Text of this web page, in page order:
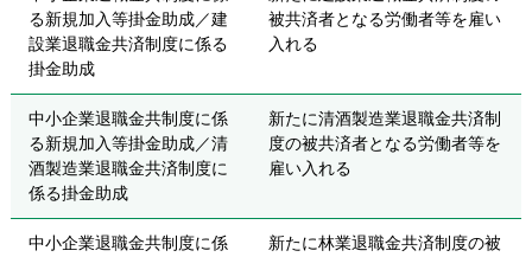
る新規加入等掛金助成／建
設業退職金共済制度に係る
掛金助成
被共済者となる労働者等を雇い
入れる
中小企業退職金共制度に係
る新規加入等掛金助成／清
酒製造業退職金共済制度に
係る掛金助成
新たに清酒製造業退職金共済制
度の被共済者となる労働者等を
雇い入れる
中小企業退職金共制度に係
新たに林業退職金共済制度の被